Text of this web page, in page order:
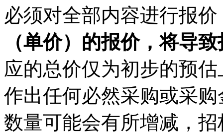
必须对全部内容进行报价
（单价）的报价，将导
应的总价仅为初步的预估
作出任何必然采购或采
数量可能会有所增减， 招